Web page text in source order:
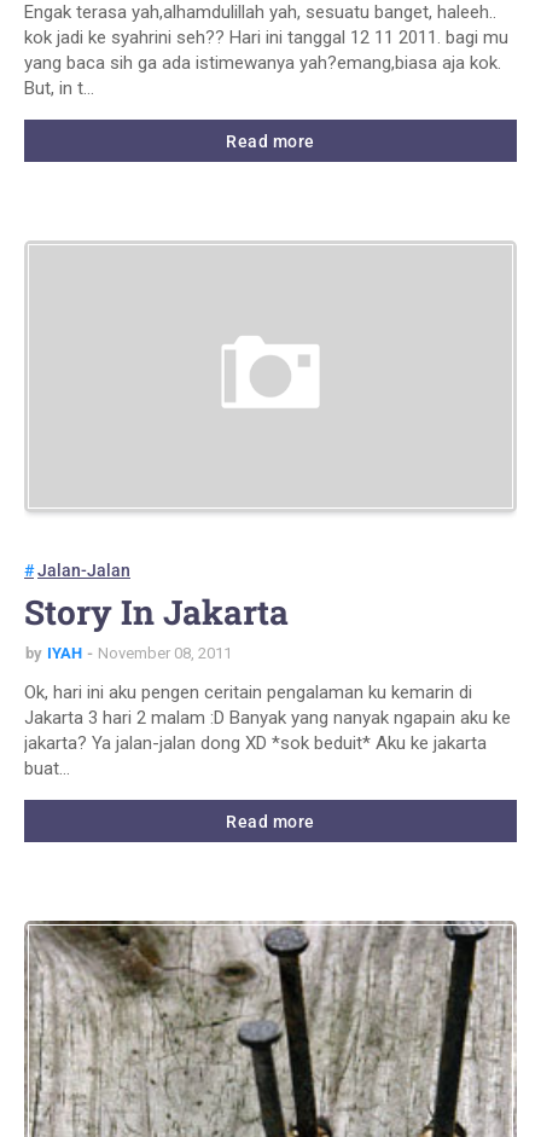
Engak terasa yah,alhamdulillah yah, sesuatu banget, haleeh..
kok jadi ke syahrini seh?? Hari ini tanggal 12 11 2011. bagi mu
yang baca sih ga ada istimewanya yah?emang,biasa aja kok.
But, in t…
Read more
Jalan-Jalan
Story In Jakarta
by IYAH November 08, 2011
Ok, hari ini aku pengen ceritain pengalaman ku kemarin di
Jakarta 3 hari 2 malam :D Banyak yang nanyak ngapain aku ke
jakarta? Ya jalan-jalan dong XD *sok beduit* Aku ke jakarta
buat…
Read more